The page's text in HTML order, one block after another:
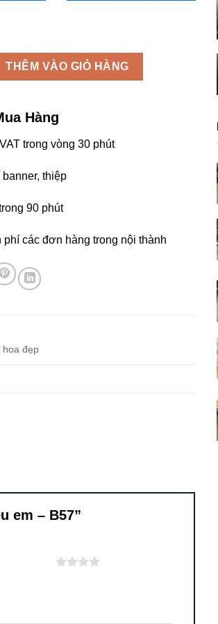
số lượng
THÊM VÀO GIỎ HÀNG
Hàng
trong vòng 30 phút
thiệp
90 phút
phí các đơn hàng trong nội thành
hoa đẹp
em – B57”